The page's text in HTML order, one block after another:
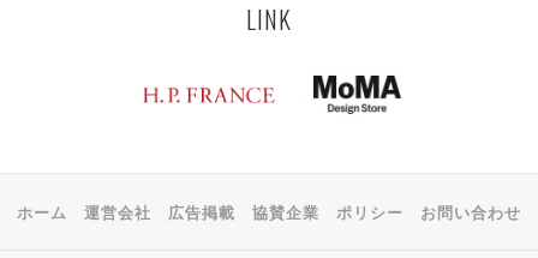
LINK
ホーム 運営会社 広告掲載 協賛企業 ポリシー お問い合わせ